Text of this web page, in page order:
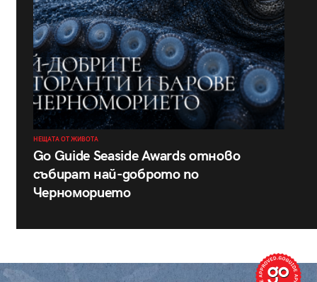
НЕЩАТА ОТ ЖИВОТА
Go Guide Seaside Awards отново
събират най-доброто по
Черноморието